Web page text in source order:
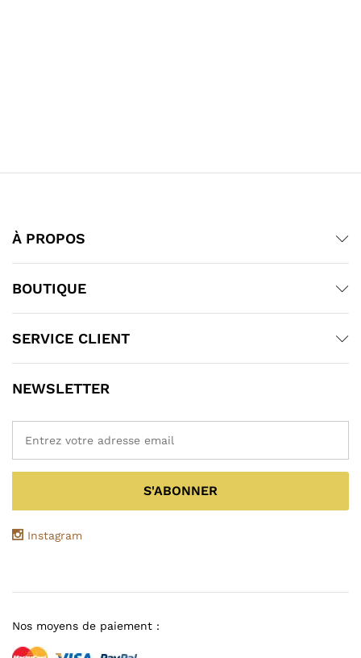
À PROPOS
BOUTIQUE
SERVICE CLIENT
NEWSLETTER
Instagram
Nos moyens de paiement :